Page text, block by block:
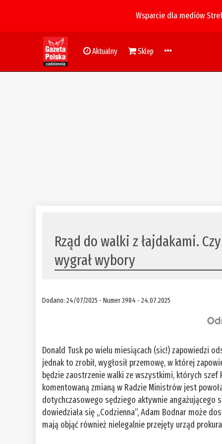
Wsparcie dla mediów
Aktualny Sklep
Rząd do walki z łajdakami.
wygrał wybory
Dodano: 24/07/2025 - Numer 3984 - 24.07.2025
Donald Tusk po wielu miesiącach (sic!) zapowiedzi
jednak to zrobił, wygłosił przemowę, w której
będzie zaostrzenie walki ze wszystkimi, których szef
komentowaną zmianą w Radzie Ministrów jest
dotychczasowego sędziego aktywnie
dowiedziała się „Codzienna”, Adam Bodnar może
mają objąć również nielegalnie przejęty urząd